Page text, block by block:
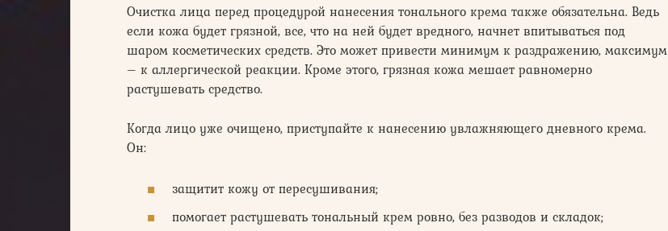
Очистка лица перед процедурой нанесения тонального крема также обязательна. Ведь
если кожа будет грязной, все, что на ней будет вредного, начнет впитываться под
шаром косметических средств. Это может привести минимум к раздражению, максимум
– к аллергической реакции. Кроме этого, грязная кожа мешает равномерно
растушевать средство.
Когда лицо уже очищено, приступайте к нанесению увлажняющего дневного крема.
Он:
защитит кожу от пересушивания;
помогает растушевать тональный крем ровно, без разводов и складок;